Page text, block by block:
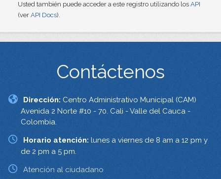
Usted también puede acceder a este registro utilizando los API
(ver API Docs).
Contáctenos
Dirección: Centro Administrativo Municipal (CAM)
Avenida 2 Norte #10 - 70. Cali - Valle del Cauca -
Colombia.
Horario atención: lunes a viernes de 8 am a 12 pm y
de 2 pm a 5 pm.
Atención al ciudadano